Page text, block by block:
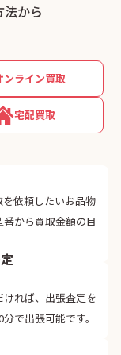
から
ンライン買取
宅配買取
を依頼したいお品物
から買取金額の目
れば、出張査定を
で出張可能です。